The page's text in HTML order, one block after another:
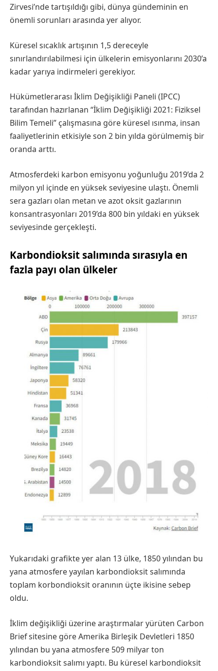
Zirvesi’nde tartışıldığı gibi, dünya gündeminin en
önemli sorunları arasında yer alıyor.
Küresel sıcaklık artışının 1,5 dereceyle
sınırlandırılabilmesi için ülkelerin emisyonlarını 2030’a
kadar yarıya indirmeleri gerekiyor.
Hükümetlerarası İklim Değişikliği Paneli (IPCC)
tarafından hazırlanan “İklim Değişikliği 2021: Fiziksel
Bilim Temeli” çalışmasına göre küresel ısınma, insan
faaliyetlerinin etkisiyle son 2 bin yılda görülmemiş bir
oranda arttı.
Atmosferdeki karbon emisyonu yoğunluğu 2019’da 2
milyon yıl içinde en yüksek seviyesine ulaştı. Önemli
sera gazları olan metan ve azot oksit gazlarının
konsantrasyonları 2019’da 800 bin yıldaki en yüksek
seviyesinde gerçekleşti.
Karbondioksit salımında sırasıyla en
fazla payı olan ülkeler
Yukarıdaki grafikte yer alan 13 ülke, 1850 yılından bu
yana atmosfere yayılan karbondioksit salımında
toplam korbondioksit oranının üçte ikisine sebep
oldu.
İklim değişikliği üzerine araştırmalar yürüten Carbon
Brief sitesine göre Amerika Birleşik Devletleri 1850
yılından bu yana atmosfere 509 milyar ton
karbondioksit salımı yaptı. Bu küresel karbondioksit